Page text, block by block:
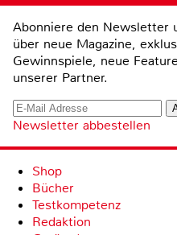
Abonniere den Newsletter
über neue Magazine,
Gewinnspiele, neue
unserer Partner.
Newsletter abbestellen
Shop
Bücher
Testkompetenz
Redaktion